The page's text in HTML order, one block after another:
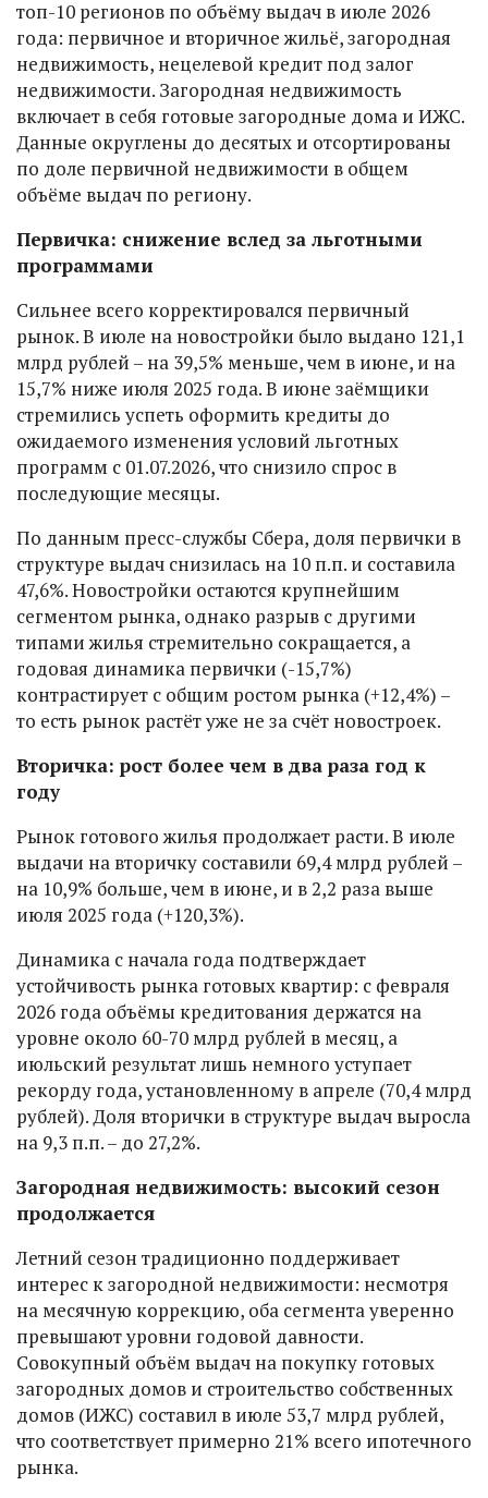
топ-10 регионов по объёму выдач в июле 2026
года: первичное и вторичное жильё, загородная
недвижимость, нецелевой кредит под залог
недвижимости. Загородная недвижимость
включает в себя готовые загородные дома и ИЖС.
Данные округлены до десятых и отсортированы
по доле первичной недвижимости в общем
объёме выдач по региону.
Первичка: снижение вслед за льготными
программами
Сильнее всего корректировался первичный
рынок. В июле на новостройки было выдано 121,1
млрд рублей – на 39,5% меньше, чем в июне, и на
15,7% ниже июля 2025 года. В июне заёмщики
стремились успеть оформить кредиты до
ожидаемого изменения условий льготных
программ с 01.07.2026, что снизило спрос в
последующие месяцы.
По данным пресс-службы Сбера, доля первички в
структуре выдач снизилась на 10 п.п. и составила
47,6%. Новостройки остаются крупнейшим
сегментом рынка, однако разрыв с другими
типами жилья стремительно сокращается, а
годовая динамика первички (-15,7%)
контрастирует с общим ростом рынка (+12,4%) –
то есть рынок растёт уже не за счёт новостроек.
Вторичка: рост более чем в два раза год к
году
Рынок готового жилья продолжает расти. В июле
выдачи на вторичку составили 69,4 млрд рублей –
на 10,9% больше, чем в июне, и в 2,2 раза выше
июля 2025 года (+120,3%).
Динамика с начала года подтверждает
устойчивость рынка готовых квартир: с февраля
2026 года объёмы кредитования держатся на
уровне около 60-70 млрд рублей в месяц, а
июльский результат лишь немного уступает
рекорду года, установленному в апреле (70,4 млрд
рублей). Доля вторички в структуре выдач выросла
на 9,3 п.п. – до 27,2%.
Загородная недвижимость: высокий сезон
продолжается
Летний сезон традиционно поддерживает
интерес к загородной недвижимости: несмотря
на месячную коррекцию, оба сегмента уверенно
превышают уровни годовой давности.
Совокупный объём выдач на покупку готовых
загородных домов и строительство собственных
домов (ИЖС) составил в июле 53,7 млрд рублей,
что соответствует примерно 21% всего ипотечного
рынка.